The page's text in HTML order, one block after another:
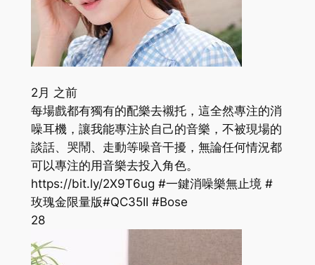
2月 之前
每場戲都有獨有的配樂去襯托，這全然專注的消
噪耳機，讓我能專注於自己的音樂，不被現場的
談話、哭鬧、走動等噪音干擾，無論任何情況都
可以專注的用音樂去投入角色。
https://bit.ly/2X9T6ug #一鍵消噪樂無止境 #
玫瑰金限量版#QC35II #Bose
28